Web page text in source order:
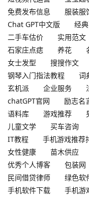
免费发布信息
服装服
Chat GPT中文版
经
二手车估价
实用范文
石家庄点痣
养花
女士发型
搜搜作文
钢琴入门指法教程
词
玄机派
企业服务
chatGPT官网
励志名
语料库
游戏推荐
儿童文学
买车咨询
IT教程
手机游戏推荐
女性健康
苗木供应
优秀个人博客
包装网
民间借贷律师
绿色软
手机软件下载
手机游